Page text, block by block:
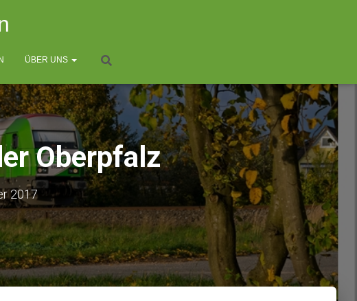
ÜBER UNS
Oberpfalz
2017